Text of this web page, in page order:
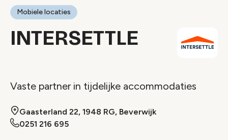
Mobiele locaties
INTERSETTLE
Vaste partner in tijdelijke accommodaties
Gaasterland 22, 1948 RG, Beverwijk
0251 216 695